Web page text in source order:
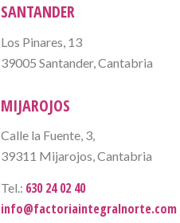
SANTANDER
Los Pinares, 13
39005 Santander, Cantabria
MIJAROJOS
Calle la Fuente, 3,
39311 Mijarojos, Cantabria
Tel.: 630 24 02 40
info@factoriaintegralnorte.com